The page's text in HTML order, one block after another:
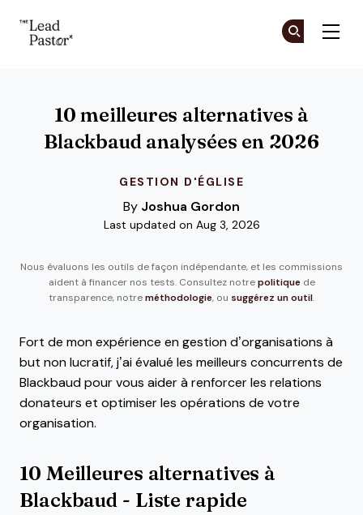
GESTION D'ÉGLISE
10 meilleures alternatives à
Blackbaud analysées en 2026
By Joshua Gordon
Last updated on Aug 3, 2026
Nous évaluons les outils de façon indépendante, et les commissions
aident à financer nos tests. Consultez notre politiquede
transparence, notre méthodologie, ou suggérez un outil.
Fort de mon expérience en gestion d’organisations à
but non lucratif, j’ai évalué les meilleurs concurrents de
Blackbaud pour vous aider à renforcer les relations
donateurs et optimiser les opérations de votre
organisation.
10 Meilleures alternatives à
Blackbaud - Liste rapide